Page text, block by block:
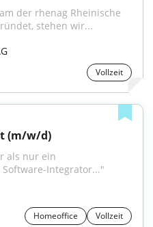
der rhenag Rheinische
stehen wir...
Vollzeit
(m/w/d)
als nur ein
Integrator..."
Homeoffice Vollzeit